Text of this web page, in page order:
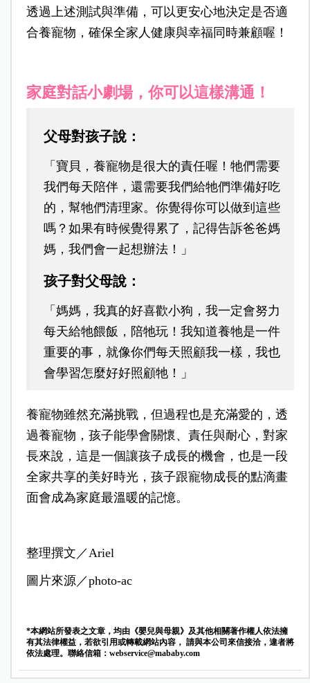
透過上述測試與準備，可以更安心地決定是否適
合養寵物，確保全家人健康與幸福同時兼顧喔！
家庭對話小劇場，你可以這樣溝通！
父母對孩子說：
「寶貝，養寵物是很大的責任喔！牠們需要
我們每天陪伴，還需要我們給牠們準備好吃
的，幫牠們清理家。你覺得你可以做到這些
嗎？如果有時候覺得累了，記得告訴爸爸媽
媽，我們會一起想辦法！」
孩子對父母說：
「媽媽，我真的好喜歡小狗，我一定會努力
每天給牠餵飯，陪牠玩！我知道養牠是一件
重要的事，就像你們每天照顧我一樣，我也
會學習怎麼好好照顧牠！」
養寵物雖然充滿挑戰，但過程也是充滿愛的，透
過養寵物，孩子能學會關懷、責任與耐心，對家
長來說，這是一個讓孩子成長的機會，也是一段
全家共享的美好時光，孩子跟寵物成長的點滴畫
面會成為家庭最溫暖的記憶。
整理撰文／Ariel
圖片來源／photo-ac
*本網站所發表之文章，均由《嬰兒與母親》及其他相關著作權人依法擁
有其法律權益，若欲引用或轉載網站內容， 請與本公司來信接洽，違者將
依法處理。聯絡信箱： webservice@mababy.com